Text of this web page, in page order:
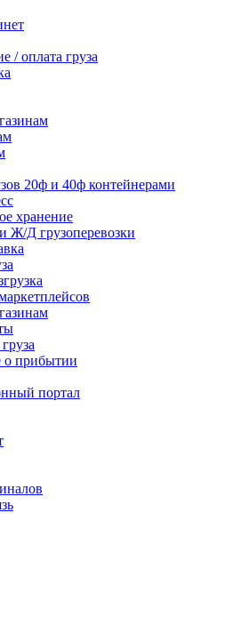
/ оплата груза
20ф и 40ф контейнерами
хранение
Ж/Д грузоперевозки
о прибытии
портал